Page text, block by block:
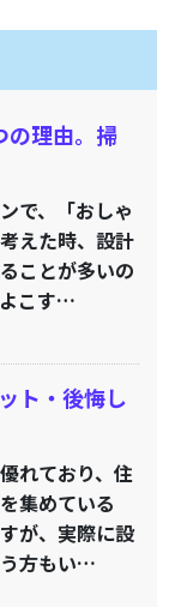
の理由。掃
で、「おしゃ
えた時、設計
ことが多いの
こす…
ト・後悔し
れており、住
集めている
が、実際に設
方もい…